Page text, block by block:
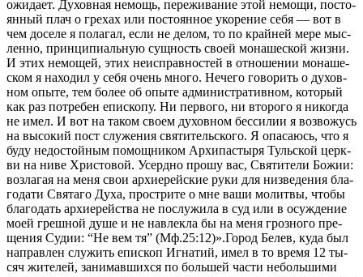
ожи­да­ет. Ду­хов­ная немощь, пе­ре­жи­ва­ние этой немо­щи, по­сто­
ян­ный плач о гре­хах или по­сто­ян­ное уко­ре­ние се­бя — вот в
чем до­се­ле я по­ла­гал, ес­ли не де­лом, то по край­ней ме­ре мыс­
лен­но, прин­ци­пи­аль­ную сущ­ность сво­ей мо­на­ше­ской жиз­ни.
И этих немо­щей, этих неис­прав­но­стей в от­но­ше­нии мо­на­ше­
ском я на­хо­дил у се­бя очень мно­го. Нече­го го­во­рить о ду­хов­
ном опы­те, тем бо­лее об опы­те адми­ни­стра­тив­ном, ко­то­рый
как раз по­тре­бен епи­ско­пу. Ни пер­во­го, ни вто­ро­го я ни­ко­гда
не имел. И вот на та­ком сво­ем ду­хов­ном бес­си­лии я воз­во­жусь
на вы­со­кий пост слу­же­ния свя­ти­тель­ско­го. Я опа­са­юсь, что я
бу­ду недо­стой­ным по­мощ­ни­ком Ар­хи­пас­ты­ря Туль­ской церк­
ви на ни­ве Хри­сто­вой. Усерд­но про­шу вас, Свя­ти­те­ли Бо­жии:
воз­ла­гая на ме­ня свои ар­хи­ерей­ские ру­ки для низ­ве­де­ния бла­
го­да­ти Свя­та­го Ду­ха, про­ст­ри­те о мне ва­ши мо­лит­вы, чтобы
бла­го­дать ар­хи­ерей­ства не по­слу­жи­ла в суд или в осуж­де­ние
мо­ей греш­ной ду­ше и не на­влек­ла бы на ме­ня гроз­но­го пре­
ще­ния Су­дии: “Не вем тя” (Мф.25:12)».Го­род Белев, ку­да был
на­прав­лен слу­жить епи­скоп Иг­на­тий, имел в то вре­мя 12 ты­
сяч жи­те­лей, за­ни­мав­ших­ся по боль­шей ча­сти неболь­ши­ми